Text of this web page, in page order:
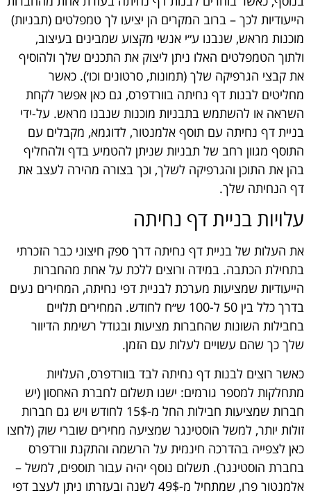
הייעודיות לכך – ברוב המקרים הן יציעו לך טמפלטים (תבניות)
מוכנות מראש, שנבנו ע״י אנשי מקצוע שמבינים בעיצוב,
ולתוך הטמפלטים האלו ניתן ליצוק את התכנים שלך ולהוסיף
את קבצי הגרפיקה שלך (תמונות, סרטונים וכו׳). כאשר
מחליטים לבנות דף נחיתה בוורדפרס, גם כאן אפשר לקחת
השראה או להשתמש בתבניות מוכנות שנבנו מראש. על-ידי
בניית דף נחיתה עם תוסף אלמנטור, לדוגמא, מקבלים עם
התוסף מגוון רחב של תבניות שניתן להטמיע בדף ולהחליף
בהן את התוכן והגרפיקה לשלך, וכך בצורה מהירה לעצב את
דף הנחיתה שלך.
עלויות בניית דף נחיתה
את העלות של בניית דף נחיתה דרך ספק חיצוני כבר הזכרתי
בתחילת הכתבה. במידה ורוצים ללכת על אחת מהחברות
הייעודיות שמציעות מערכת לבניית דפי נחיתה, המחירים נעים
בדרך כלל בין 50 ל-100 ש״ח לחודש. המחירים תלויים
בחבילות השונות שהחברות מציעות ובגודל רשימת הדיוור
שלך כך שהם עשויים לעלות עם הזמן.
כאשר רוצים לבנות דף נחיתה לבד בוורדפרס, העלויות
מתחלקות למספר גורמים: ישנו תשלום לחברת האחסון (יש
חברות שמציעות חבילות החל מ-15$ לחודש ויש גם חברות
זולות יותר, למשל הוסטינגר שמציעה מחירים שוברי שוק (לחצו
כאן לצפייה בהדרכה חינמית על הרשמה והתקנת וורדפרס
בחברת הוסטינגר). תשלום נוסף יהיה עבור תוספים, למשל –
אלמנטור פרו, שמתחיל מ-49$ לשנה ובעזרתו ניתן לעצב דפי